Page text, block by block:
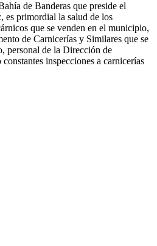
de Banderas que preside el
es primordial la salud de los
que se venden en el municipio,
de Carnicerías y Similares que se
personal de la Dirección de
inspecciones a carnicerías